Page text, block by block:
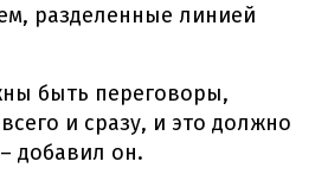
разделенные линией
быть переговоры,
и сразу, и это должно
добавил он.